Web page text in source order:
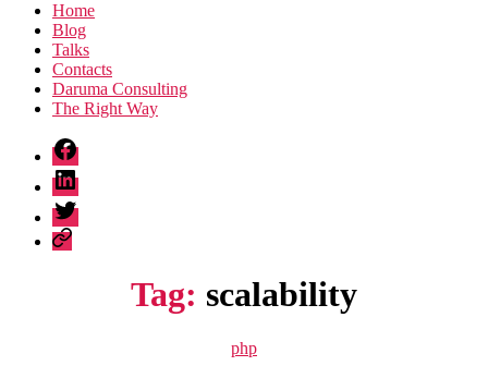
Home
Blog
Talks
Contacts
Daruma Consulting
The Right Way
fb
linkedin
twitter
sessionize
Tag: scalability
Categorie
php